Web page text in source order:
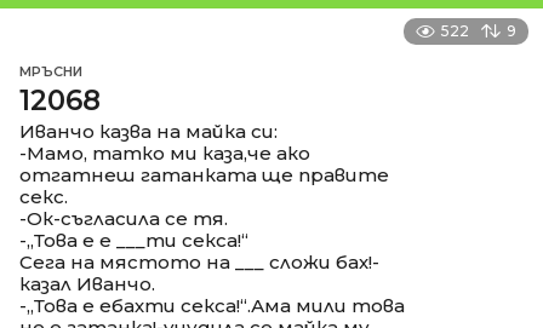
522 9
МРЪСНИ
12068
Иванчо казва на майка си:
-Мамо, татко ми каза,че ако
отгатнеш гатанката ще правите
секс.
-Ок-съгласила се тя.
-,,Това е е ___ти секса!“
Сега на мястото на ___ сложи бах!-
казал Иванчо.
-,,Това е ебахти секса!“.Ама мили това